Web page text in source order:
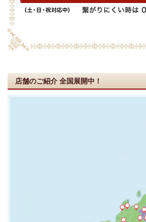
店舗のご紹介 全国展開中！